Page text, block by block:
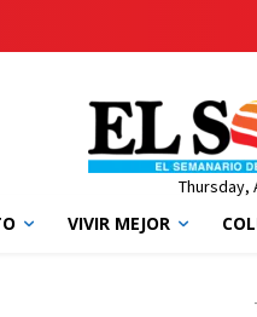
Thursday,
VIVIR MEJOR